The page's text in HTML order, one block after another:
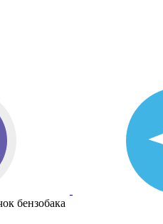
бензобака